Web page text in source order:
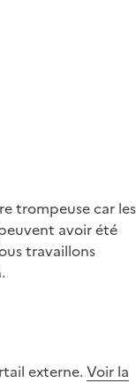
trompeuse car les
avoir été
travaillons
externe. Voir la